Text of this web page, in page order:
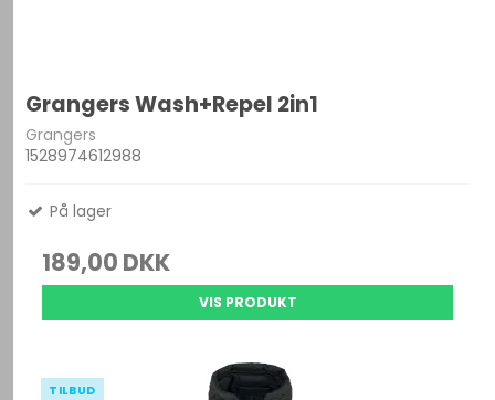
Grangers Wash+Repel 2in1
Grangers
1528974612988
På lager
189,00 DKK
VIS PRODUKT
TILBUD